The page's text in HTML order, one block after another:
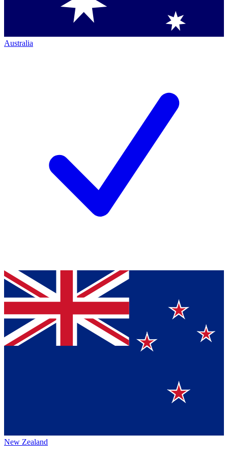
Australia
New Zealand